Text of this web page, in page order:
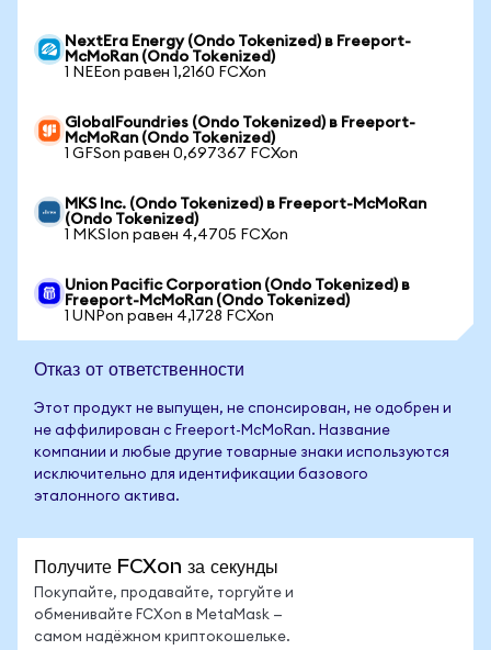
NextEra Energy (Ondo Tokenized) в Freeport-
McMoRan (Ondo Tokenized)
1 NEEon равен 1,2160 FCXon
GlobalFoundries (Ondo Tokenized) в Freeport-
McMoRan (Ondo Tokenized)
1 GFSon равен 0,697367 FCXon
MKS Inc. (Ondo Tokenized) в Freeport-McMoRan
(Ondo Tokenized)
1 MKSIon равен 4,4705 FCXon
Union Pacific Corporation (Ondo Tokenized) в
Freeport-McMoRan (Ondo Tokenized)
1 UNPon равен 4,1728 FCXon
Отказ от ответственности
Этот продукт не выпущен, не спонсирован, не одобрен и
не аффилирован с Freeport-McMoRan. Название
компании и любые другие товарные знаки используются
исключительно для идентификации базового
эталонного актива.
Получите FCXon за секунды
Покупайте, продавайте, торгуйте и
обменивайте FCXon в MetaMask —
самом надёжном криптокошельке.